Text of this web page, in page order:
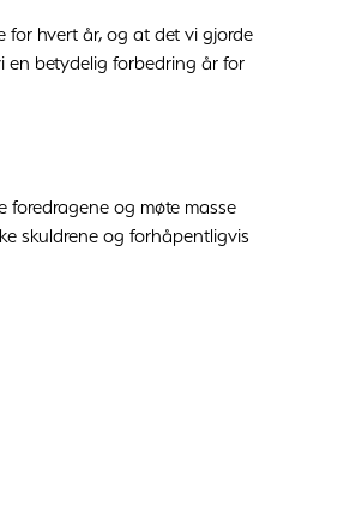
for hvert år, og at det vi gjorde
en betydelig forbedring år for
foredragene og møte masse
skuldrene og forhåpentligvis